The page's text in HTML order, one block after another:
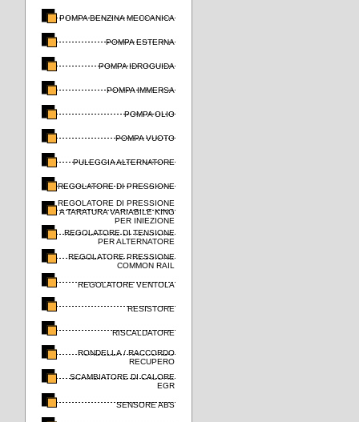
POMPA BENZINA MECCANICA
POMPA ESTERNA
POMPA IDROGUIDA
POMPA IMMERSA
POMPA OLIO
POMPA VUOTO
PULEGGIA ALTERNATORE
REGOLATORE DI PRESSIONE
REGOLATORE DI PRESSIONE
A TARATURA VARIABILE KING
PER INIEZIONE
REGOLATORE DI TENSIONE
PER ALTERNATORE
REGOLATORE PRESSIONE
COMMON RAIL
REGOLATORE VENTOLA
RESISTORE
RISCALDATORE
RONDELLA / RACCORDO
RECUPERO
SCAMBIATORE DI CALORE
EGR
SENSORE ABS